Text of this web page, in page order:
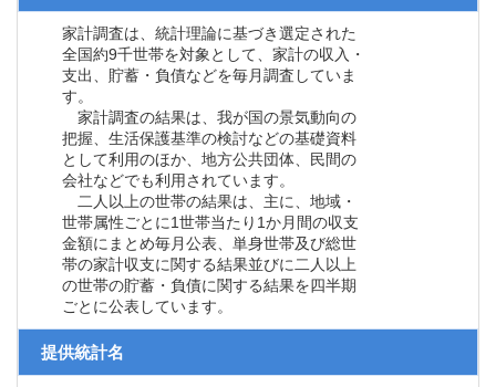
家計調査は、統計理論に基づき選定された
全国約9千世帯を対象として、家計の収入・
支出、貯蓄・負債などを毎月調査していま
す。
家計調査の結果は、我が国の景気動向の
把握、生活保護基準の検討などの基礎資料
として利用のほか、地方公共団体、民間の
会社などでも利用されています。
二人以上の世帯の結果は、主に、地域・
世帯属性ごとに1世帯当たり1か月間の収支
金額にまとめ毎月公表、単身世帯及び総世
帯の家計収支に関する結果並びに二人以上
の世帯の貯蓄・負債に関する結果を四半期
ごとに公表しています。
提供統計名